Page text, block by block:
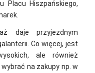
Placu Hiszpańskiego,
daje przyjezdnym
Co więcej, jest
ale również
na zakupy np. w